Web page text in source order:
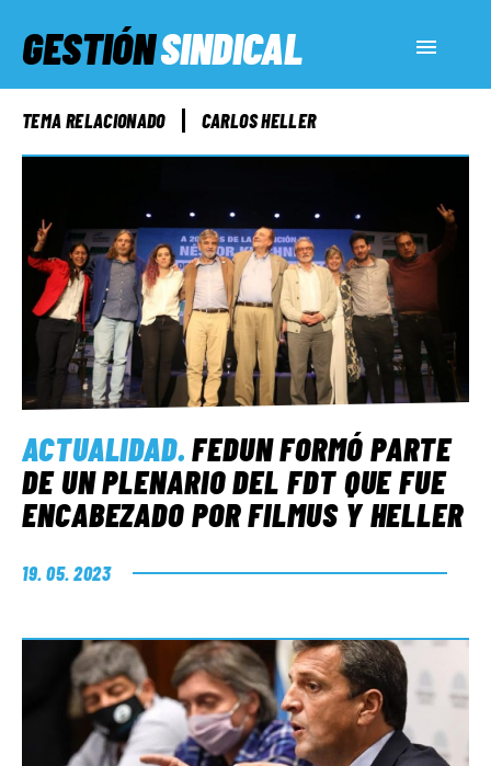
GESTIÓNSINDICAL
ACTUALIDAD
INFORMES ESPECIALES
FUERA DE MEGÁFONO
EL LADO «G»
TEMA RELACIONADO CARLOS HELLER
ACTUALIDAD.FEDUN FORMÓ PARTE
DE UN PLENARIO DEL FDT QUE FUE
ENCABEZADO POR FILMUS Y HELLER
19. 05. 2023